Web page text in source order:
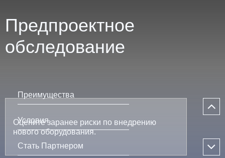
Предпроектное
обследование
Оцените заранее риски по внедрению
нового оборудования.
Преимущества
Условия
Стать Партнером